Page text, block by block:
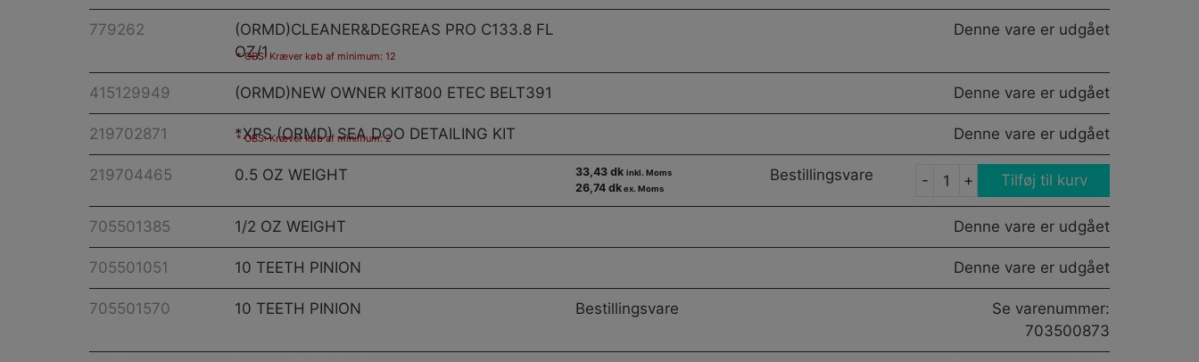
OBS: Kræver køb af minimum: 12
Denne vare er udgået
779262
(ORMD)CLEANER&DEGREAS PRO C133.8 FL
OZ/1
Denne vare er udgået
415129949 (ORMD)NEW OWNER KIT800 ETEC BELT391
OBS: Kræver køb af minimum: 2 Denne vare er udgået
219702871 *XPS (ORMD) SEA DOO DETAILING KIT
219704465 0.5 OZ WEIGHT 33,43 dk inkl. Moms
26,74 dkex. Moms
Bestillingsvare -
OZ
WEIGHT
+ Tilføj til kurv
Denne vare er udgået
705501385 1/2 OZ WEIGHT
Denne vare er udgået
705501051 10 TEETH PINION
Se varenummer:
703500873
705501570 10 TEETH PINION Bestillingsvare